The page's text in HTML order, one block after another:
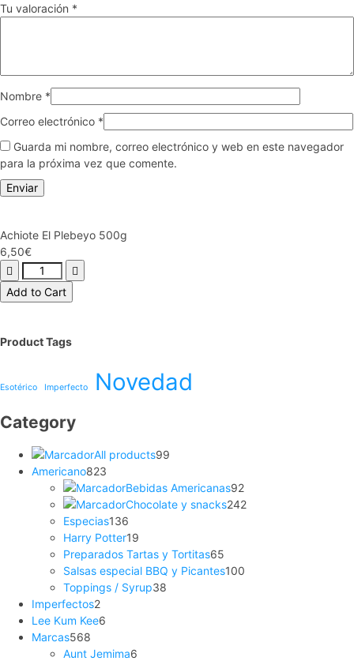
Tu valoración *
Nombre *
Correo electrónico *
Guarda mi nombre, correo electrónico y web en este navegador
para la próxima vez que comente.
Achiote El Plebeyo 500g
6,50€
Add to Cart
Product Tags
Esotérico Imperfecto Novedad
Category
All products99
Americano823
Bebidas Americanas92
Chocolate y snacks242
Especias136
Harry Potter19
Preparados Tartas y Tortitas65
Salsas especial BBQ y Picantes100
Toppings / Syrup38
Imperfectos2
Lee Kum Kee6
Marcas568
Aunt Jemima6